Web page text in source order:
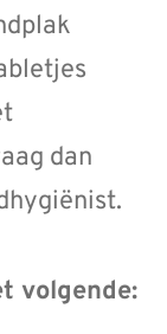
dan
volgende: